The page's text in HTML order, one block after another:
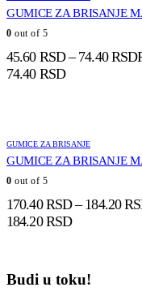
GUMICE ZA BRISANJE
0 out of 5
45.60 RSD – 74.40RSD
74.40 RSD
GUMICE ZA BRISANJE
GUMICE ZA BRISANJE
0 out of 5
170.40RSD – 184.20
184.20 RSD
Budi u toku!